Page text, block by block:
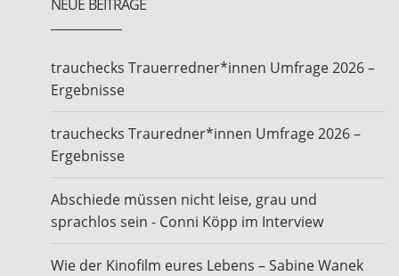
NEUE BEITRÄGE
trauchecks Trauerredner*innen Umfrage 2026 –
Ergebnisse
trauchecks Trauredner*innen Umfrage 2026 –
Ergebnisse
Abschiede müssen nicht leise, grau und
sprachlos sein - Conni Köpp im Interview
Wie der Kinofilm eures Lebens – Sabine Wanek